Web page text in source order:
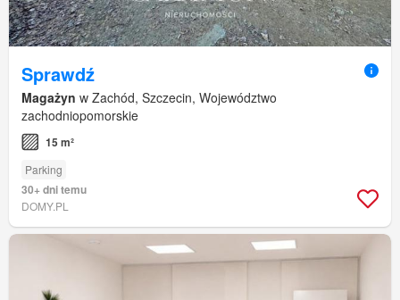
Sprawdź
Magażyn w Zachód, Szczecin, Województwo
zachodniopomorskie
15 m²
Parking
30+ dni temu
DOMY.PL